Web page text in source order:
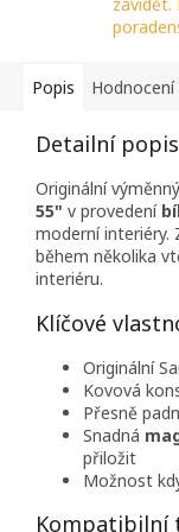
Popis Hodnocení
Detailní
Originální
55" v provedení
moderní interiéry.
během několika
interiéru.
Klíčové
Originální
Kovová
Přesně
Snadná
přiložit
Možnost
Kompatibilní